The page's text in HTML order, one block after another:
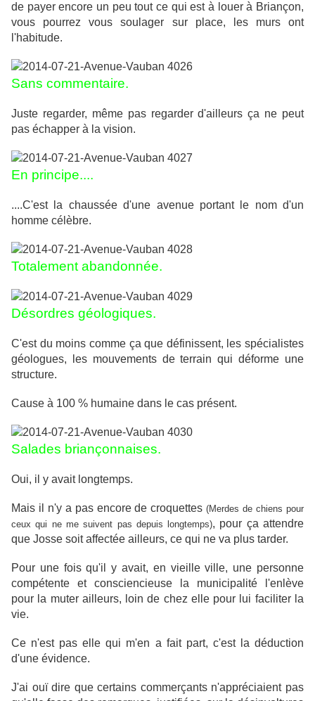
de payer encore un peu tout ce qui est à louer à Briançon,
vous pourrez vous soulager sur place, les murs ont
l'habitude.
Sans commentaire.
Juste regarder, même pas regarder d'ailleurs ça ne peut
pas échapper à la vision.
En principe....
....C'est la chaussée d'une avenue portant le nom d'un
homme célèbre.
Totalement abandonnée.
Désordres géologiques.
C'est du moins comme ça que définissent, les spécialistes
géologues, les mouvements de terrain qui déforme une
structure.
Cause à 100 % humaine dans le cas présent.
Salades briançonnaises.
Oui, il y avait longtemps.
Mais il n'y a pas encore de croquettes(Merdes de chiens pour
ceux qui ne me suivent pas depuis longtemps), pour ça attendre
que Josse soit affectée ailleurs, ce qui ne va plus tarder.
Pour une fois qu'il y avait, en vieille ville, une personne
compétente et consciencieuse la municipalité l'enlève
pour la muter ailleurs, loin de chez elle pour lui faciliter la
vie.
Ce n'est pas elle qui m'en a fait part, c'est la déduction
d'une évidence.
J'ai ouï dire que certains commerçants n'appréciaient pas